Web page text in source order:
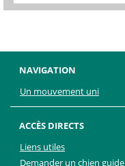
NAVIGATION
Un mouvement uni
ACCÈS DIRECTS
Liens utiles
Demander un chien guide